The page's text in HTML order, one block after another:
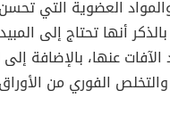
العضوية التي
أنها تحتاج إلى
عنها، بالإضافة
الفوري من